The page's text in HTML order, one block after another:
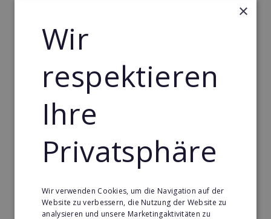
Körperformen - Erfolg mit medizinisch erprobtem
EMS-Equipment. Hier mehr erfahren
Min. Eigenkapital:
5.000€
Merken
×
Wir
respektieren
Ihre
Privatsphäre
Wir verwenden Cookies, um die Navigation auf der
Website zu verbessern, die Nutzung der Website zu
analysieren und unsere Marketingaktivitäten zu